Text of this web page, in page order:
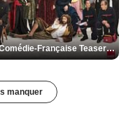
De la Comédie-Française Teaser VF
manquer